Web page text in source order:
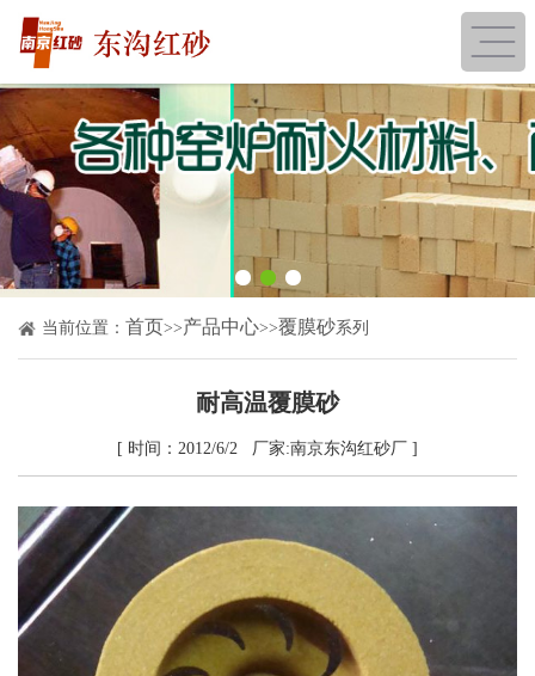
当前位置： 首页>>产品中心>>覆膜砂系列
耐高温覆膜砂
[ 时间：2012/6/2 厂家:南京东沟红砂厂 ]